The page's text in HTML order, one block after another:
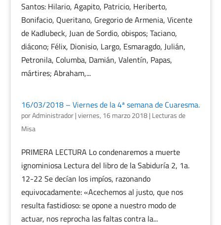
Santos: Hilario, Agapito, Patricio, Heriberto,
Bonifacio, Queritano, Gregorio de Armenia, Vicente
de Kadlubeck, Juan de Sordio, obispos; Taciano,
diácono; Félix, Dionisio, Largo, Esmaragdo, Julián,
Petronila, Columba, Damián, Valentín, Papas,
mártires; Abraham,...
16/03/2018 – Viernes de la 4ª semana de Cuaresma.
porAdministrador|viernes, 16 marzo 2018| Lecturas de
Misa
PRIMERA LECTURA Lo condenaremos a muerte
ignominiosa Lectura del libro de la Sabiduría 2, 1a.
12-22 Se decían los impíos, razonando
equivocadamente: «Acechemos al justo, que nos
resulta fastidioso: se opone a nuestro modo de
actuar, nos reprocha las faltas contra la...